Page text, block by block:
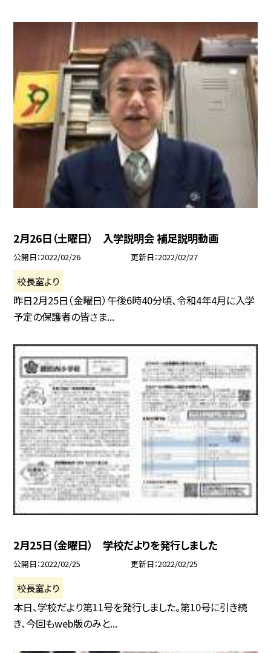
2月26日（土曜日） 入学説明会 補足説明動画
公開日 2022/02/26 更新日 2022/02/27
校長室より
昨日2月25日（金曜日）午後6時40分頃、令和4年4月に入学
予定の保護者の皆さま...
2月25日（金曜日） 学校だよりを発行しました
公開日 2022/02/25 更新日 2022/02/25
校長室より
本日、学校だより第11号を発行しました。第10号に引き続
き、今回もweb版のみと...